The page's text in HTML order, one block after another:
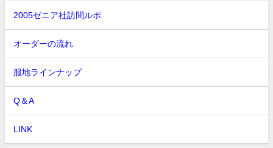
2005ゼニア社訪問ルポ
オーダーの流れ
服地ラインナップ
Q＆A
LINK